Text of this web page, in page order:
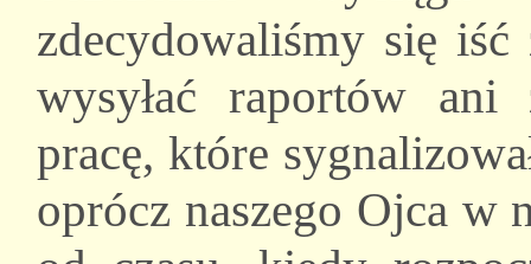
zdecydowaliśmy się iść
wysyłać raportów ani
pracę, które
oprócz naszego Ojca w